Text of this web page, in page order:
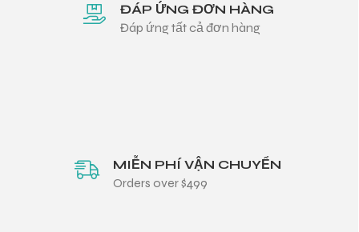
ĐÁP ỨNG ĐƠN HÀNG
Đáp ứng tất cả đơn hàng
MIỄN PHÍ VẬN CHUYỂN
Orders over $499